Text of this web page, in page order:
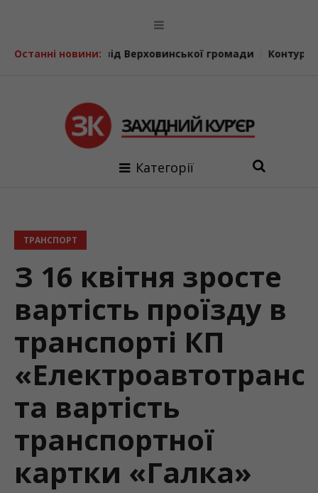
Останні новини:
від Верховинської громади Контури обласного
Категорії
ТРАНСПОРТ
З 16 квітня зросте
вартість проїзду в
транспорті КП
та вартість
транспортної
картки «Галка»